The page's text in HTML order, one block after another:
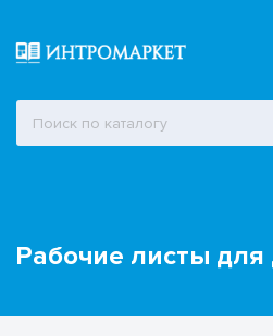
Рабочие листы для